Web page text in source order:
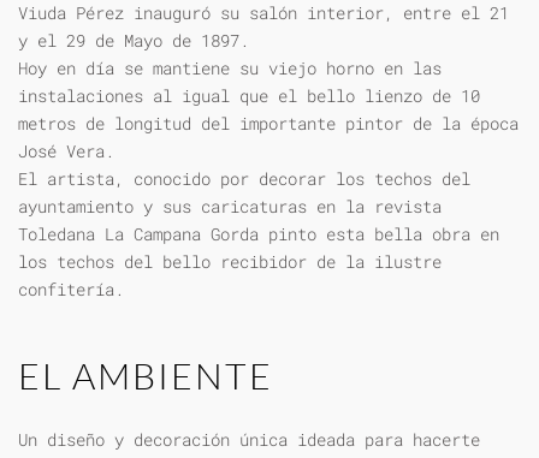
Viuda Pérez inauguró su salón interior, entre el 21
y el 29 de Mayo de 1897.
Hoy en día se mantiene su viejo horno en las
instalaciones al igual que el bello lienzo de 10
metros de longitud del importante pintor de la época
José Vera.
El artista, conocido por decorar los techos del
ayuntamiento y sus caricaturas en la revista
Toledana La Campana Gorda pinto esta bella obra en
los techos del bello recibidor de la ilustre
confitería.
EL AMBIENTE
Un diseño y decoración única ideada para hacerte